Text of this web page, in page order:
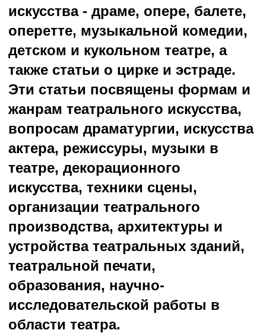
искусства - драме, опере, балете,
оперетте, музыкальной комедии,
детском и кукольном театре, а
также статьи о цирке и эстраде.
Эти статьи посвящены формам и
жанрам театрального искусства,
вопросам драматургии, искусства
актера, режиссуры, музыки в
театре, декорационного
искусства, техники сцены,
организации театрального
производства, архитектуры и
устройства театральных зданий,
театральной печати,
образования, научно-
исследовательской работы в
области театра.